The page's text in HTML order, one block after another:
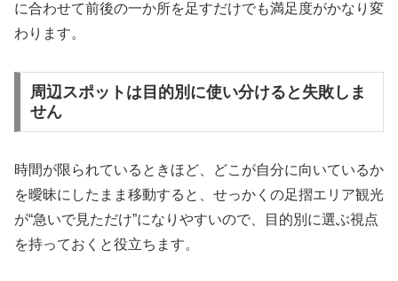
に合わせて前後の一か所を足すだけでも満足度がかなり変
わります。
周辺スポットは目的別に使い分けると失敗しま
せん
時間が限られているときほど、どこが自分に向いているか
を曖昧にしたまま移動すると、せっかくの足摺エリア観光
が“急いで見ただけ”になりやすいので、目的別に選ぶ視点
を持っておくと役立ちます。